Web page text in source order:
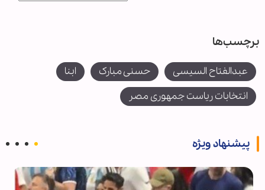
برچسب‌ها
عبدالفتاح السیسی حسنی مبارک
ابنا
انتخابات ریاست جمهوری مصر
پیشنهاد ویژه